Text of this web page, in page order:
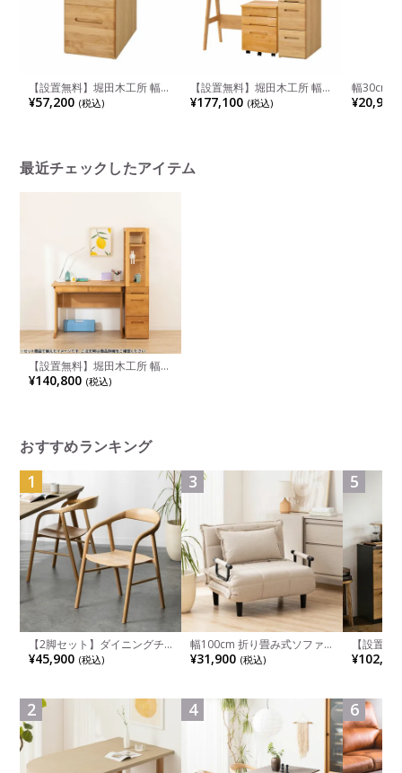
【設置無料】堀田木工所 幅
32.4cm サイドチェスト ラッ
ク下台(引き出し+天板) 日本
¥57,200 (税込)
【設置無料】堀田木工所 幅
100cm スキップ デスク サイ
ンラック ウィンディワゴン
¥177,100 (税込)
幅30cm
イアン フ
ブジェ 花
¥20,900
最近チェックしたアイテム
【設置無料】堀田木工所 幅
100cm 木製 学習机 3点セッ
ト 日本製 サイン ハイタイプ
¥140,800 (税込)
おすすめランキング
1
【2脚セット】ダイニングチ
ェア 木製 LUGA 肘付き チェ
ア 天然木 リビング椅子 板座
ュラル ブラウン 完成品
¥45,900 (税込)
2
3
幅100cm 折り畳み式ソファ
ベッド コンパクト リクライ
ニング カウチスタイル 省ス
¥31,900 (税込)
4
5
【設置
チンカウ
板 引き出
れ ウッデ
ル グレー
6